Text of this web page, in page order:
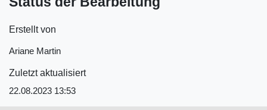
Erstellt von
Ariane Martin
Zuletzt aktualisiert
22.08.2023 13:53